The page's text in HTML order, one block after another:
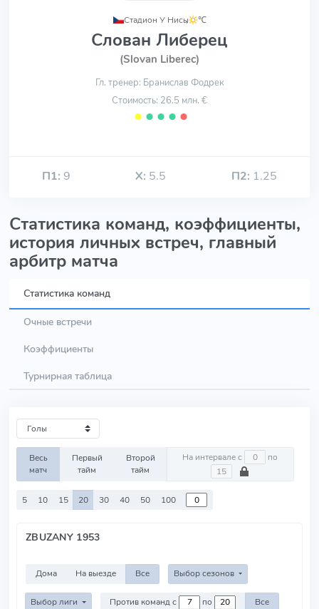
Стадион У Нисы
, ℃
Слован Либерец
(Slovan Liberec)
Гл. тренер: Бранислав Фодрек
Стоимость: 26.5 млн. €
⬤ ⬤ ⬤ ⬤ ⬤
П1: 9 Х: 5.5 П2: 1.25
Статистика команд, коэффициенты,
история личных встреч, главный
арбитр матча
Статистика команд
Очные встречи
Коэффициенты
Турнирная таблица
Весь
матч
Первый
тайм
Второй
тайм
На интервале с по
5 10 15 20 30 40 50 100
ZBUZANY 1953
Дома На выезде Все Выбор сезонов
Выбор лиги Против команд с по Все